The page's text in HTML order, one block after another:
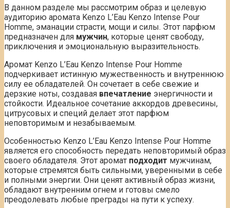
В данном разделе мы рассмотрим образ и целевую
аудиторию аромата Kenzo L’Eau Kenzo Intense Pour
Homme, эманации страсти, мощи и силы. Этот парфюм
предназначен для мужчин, которые ценят свободу,
приключения и эмоциональную выразительность.
Аромат Kenzo L’Eau Kenzo Intense Pour Homme
подчеркивает истинную мужественность и внутреннюю
силу ее обладателей. Он сочетает в себе свежие и
дерзкие ноты, создавая впечатление энергичности и
стойкости. Идеальное сочетание аккордов древесины,
цитрусовых и специй делает этот парфюм
неповторимым и незабываемым.
Особенностью Kenzo L’Eau Kenzo Intense Pour Homme
является его способность передать неповторимый образ
своего обладателя. Этот аромат подходит мужчинам,
которые стремятся быть сильными, уверенными в себе
и полными энергии. Они ценят активный образ жизни,
обладают внутренним огнем и готовы смело
преодолевать любые преграды на пути к успеху.